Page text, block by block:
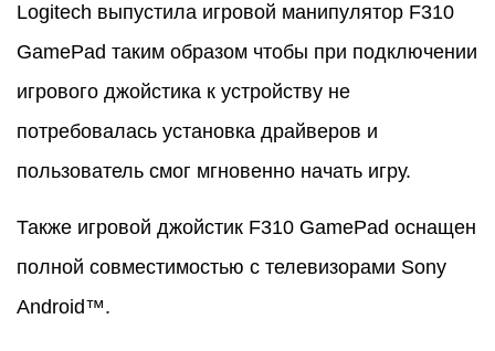
Logitech выпустила игровой манипулятор F310
GamePad таким образом чтобы при подключении
игрового джойстика к устройству не
потребовалась установка драйверов и
пользователь смог мгновенно начать игру.
Также игровой джойстик F310 GamePad оснащен
полной совместимостью с телевизорами Sony
Android™.